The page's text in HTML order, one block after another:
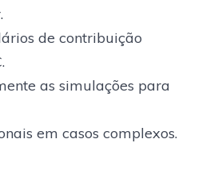
de contribuição
as simulações para
em casos complexos.